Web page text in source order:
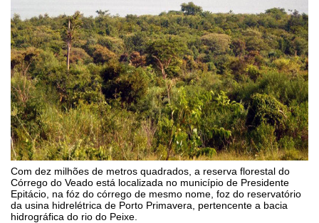
Com dez milhões de metros quadrados, a reserva florestal do
Córrego do Veado está localizada no município de Presidente
Epitácio, na fóz do córrego de mesmo nome, foz do reservatório
da usina hidrelétrica de Porto Primavera, pertencente a bacia
hidrográfica do rio do Peixe.